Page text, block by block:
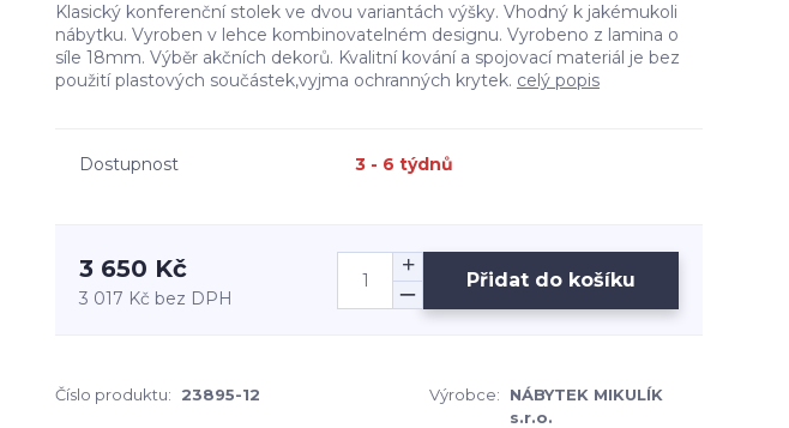
Klasický konferenční stolek ve dvou variantách výšky. Vhodný k jakémukoli
nábytku. Vyroben v lehce kombinovatelném designu. Vyrobeno z lamina o
síle 18mm. Výběr akčních dekorů. Kvalitní kování a spojovací materiál je bez
použití plastových součástek,vyjma ochranných krytek. celý popis
Dostupnost 3 - 6 týdnů
3 650 Kč
3 017 Kč bez DPH
Přidat do košíku
Číslo produktu: 23895-12 Výrobce:
NÁBYTEK MIKULÍK
s.r.o.